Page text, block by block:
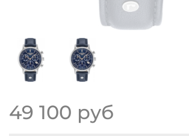
49 100 руб